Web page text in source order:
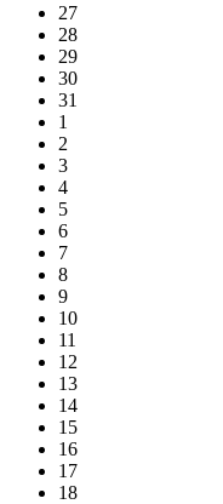
27
28
29
30
31
1
2
3
4
5
6
7
8
9
10
11
12
13
14
15
16
17
18